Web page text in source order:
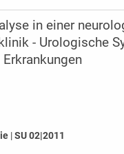
in einer
- Urologische
|SU 02|2011